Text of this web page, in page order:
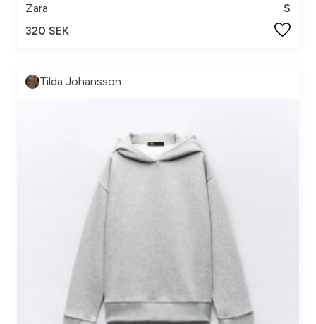
Zara
S
320 SEK
Tilda Johansson